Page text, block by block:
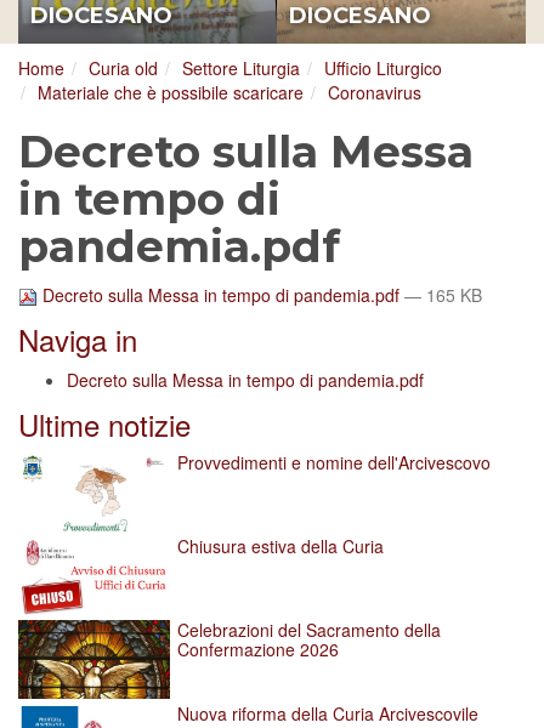
DIOCESANO
DIOCESANO
Home Curia old Settore Liturgia
Ufficio Liturgico
Materiale che è possibile scaricare
Coronavirus
Decreto sulla Messa
in tempo di
pandemia.pdf
Decreto sulla Messa in tempo di pandemia.pdf — 165 KB
Naviga in
Decreto sulla Messa in tempo di pandemia.pdf
Ultime notizie
Provvedimenti e nomine dell'Arcivescovo
Chiusura estiva della Curia
Celebrazioni del Sacramento della
Confermazione 2026
Nuova riforma della Curia Arcivescovile